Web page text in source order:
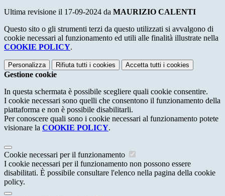
Ultima revisione il 17-09-2024 da MAURIZIO CALENTI
Questo sito o gli strumenti terzi da questo utilizzati si avvalgono di
cookie necessari al funzionamento ed utili alle finalità illustrate nella
COOKIE POLICY.
Personalizza Rifiuta tutti i cookies Accetta tutti i cookies
Gestione cookie
In questa schermata è possibile scegliere quali cookie consentire.
I cookie necessari sono quelli che consentono il funzionamento della
piattaforma e non è possibile disabilitarli.
Per conoscere quali sono i cookie necessari al funzionamento potete
visionare la COOKIE POLICY.
Cookie necessari per il funzionamento
I cookie necessari per il funzionamento non possono essere
disabilitati. È possibile consultare l'elenco nella pagina della cookie
policy.